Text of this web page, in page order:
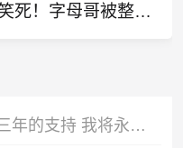
笑死！字母哥被整蛊看詹姆斯回骑士的假消息：差点给我吓出心脏病
八村塁致谢湖人：感谢这三年的支持 我将永远铭记一起创造的回忆